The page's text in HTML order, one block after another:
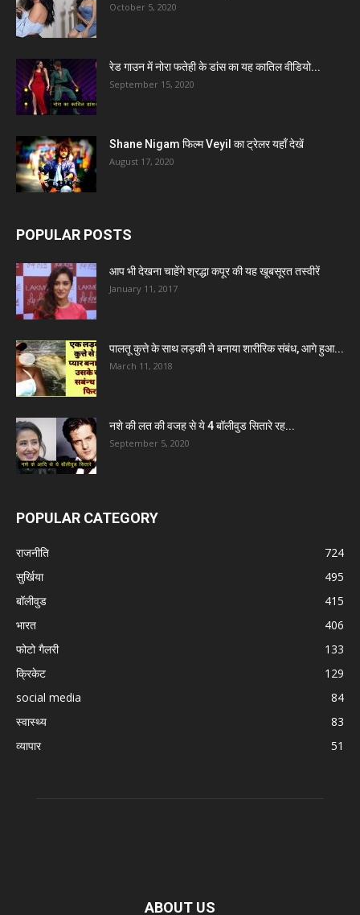
October 5, 2020
रेड गाउन में नोरा फतेही के डांस का यह कातिल वीडियो...
September 15, 2020
Shane Nigam फिल्म Veyil का ट्रेलर यहाँ देखें
August 17, 2020
POPULAR POSTS
आप भी देखना चाहेंगे श्रद्धा कपूर की यह खूबसूरत तस्वीरें
January 11, 2017
पालतू कुत्ते के साथ लड़की ने बनाया शारीरिक संबंध, आगे हुआ...
March 11, 2018
नशे की लत की वजह से ये 4 बॉलीवुड सितारे रह...
September 5, 2020
POPULAR CATEGORY
राजनीति
724
सुर्खिया
495
बॉलीवुड
415
भारत
406
फोटो गैलरी
133
क्रिकेट
129
social media
84
स्वास्थ्य
83
व्यापार
51
ABOUT US